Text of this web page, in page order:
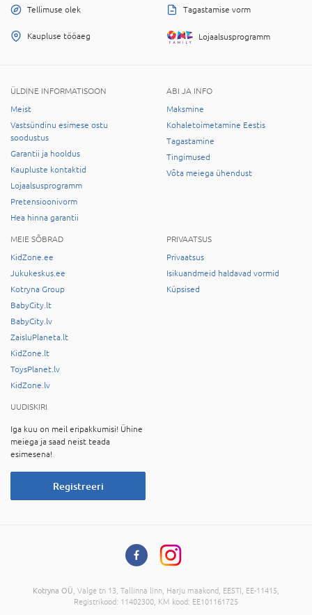
Tellimuse olek Tagastamise vorm
Kaupluse tööaeg Lojaalsusprogramm
ÜLDINE INFORMATISOON
Meist
Vastsündinu esimese ostu
soodustus
Garantii ja hooldus
Kaupluste kontaktid
Lojaalsusprogramm
Pretensioonivorm
Hea hinna garantii
ABI JA INFO
Maksmine
Kohaletoimetamine Eestis
Tagastamine
Tingimused
Võta meiega ühendust
MEIE SÕBRAD
KidZone.ee
Jukukeskus.ee
Kotryna Group
BabyCity.lt
BabyCity.lv
ZaisluPlaneta.lt
KidZone.lt
ToysPlanet.lv
KidZone.lv
PRIVAATSUS
Privaatsus
Isikuandmeid haldavad vormid
Küpsised
UUDISKIRI
Iga kuu on meil eripakkumisi! Ühine
meiega ja saad neist teada
esimesena!
Registreeri
Kotryna OÜ , Valge tn 13, Tallinna linn, Harju maakond, EESTI, EE-11415,
Registrikood: 11402300, KM kood: EE101161725